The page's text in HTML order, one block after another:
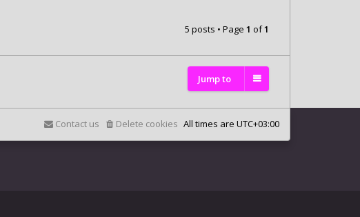
5 posts • Page1 of1
Jump to
All times areUTC+03:00
Delete cookies
Contact us